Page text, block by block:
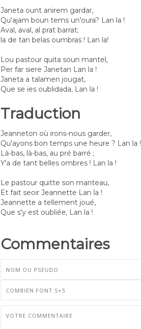
Janeta ount anirem gardar,
Qu'ajam boun tems un'oura? Lan la !
Aval, aval, al prat barrat;
la de tan belas oumbras ! Lan la!
Lou pastour quita soun mantel,
Per far siere Janetan Lan la !
Janeta a talamen jougat,
Que se ies oublidada, Lan la !
Traduction
Jeanneton où irons-nous garder,
Qu'ayons bon temps une heure ? Lan la !
Là-bas, là-bas, au pré barré ;
Y'a de tant belles ombres ! Lan la !
Le pastour quitte son manteau,
Et fait seoir Jeannette Lan la !
Jeannette a tellement joué,
Que s'y est oubliée, Lan la !
Commentaires